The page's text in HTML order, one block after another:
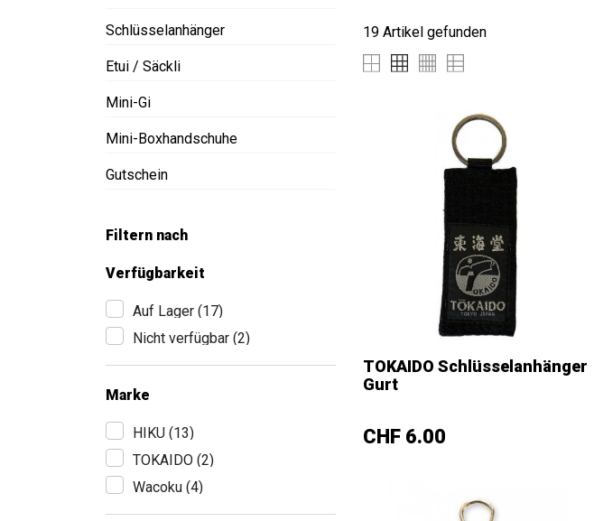
Schlüsselanhänger
Etui / Säckli
Mini-Gi
Mini-Boxhandschuhe
Gutschein
Filtern nach
Verfügbarkeit
Auf Lager (17)
Nicht verfügbar (2)
Marke
HIKU (13)
TOKAIDO (2)
Wacoku (4)
19 Artikel gefunden
TOKAIDO Schlüsselanhänger
Gurt
Preis
CHF 6.00